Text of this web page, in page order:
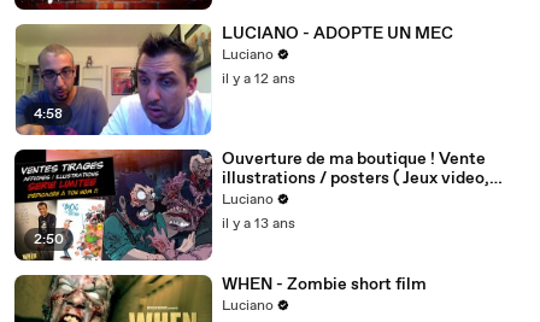
4:58
LUCIANO - ADOPTE UN MEC
Luciano
il y a 12 ans
2:50
Ouverture de ma boutique ! Vente
illustrations / posters ( Jeux video,
Luciano et Nicolin )
Luciano
il y a 13 ans
WHEN - Zombie short film
Luciano